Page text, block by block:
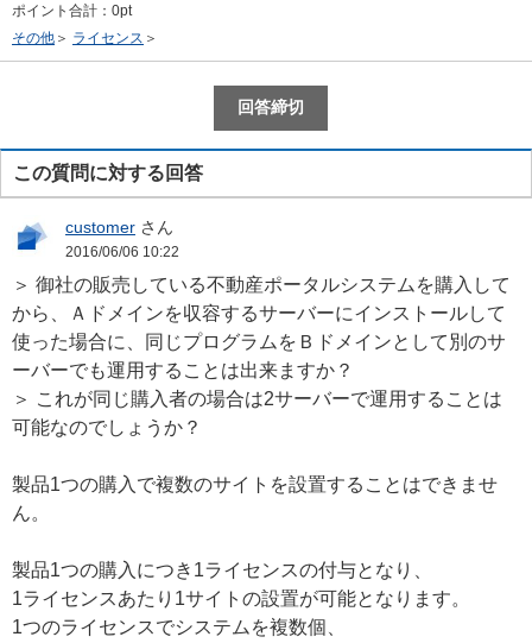
ポイント合計： 0pt
その他 ＞ ライセンス ＞
この質問に対する回答
customer さん
2016/06/06 10:22
＞ 御社の販売している不動産ポータルシステムを購入して
から、Ａドメインを収容するサーバーにインストールして
使った場合に、同じプログラムをＢドメインとして別のサ
ーバーでも運用することは出来ますか？
＞ これが同じ購入者の場合は2サーバーで運用することは
可能なのでしょうか？
製品1つの購入で複数のサイトを設置することはできませ
ん。
製品1つの購入につき1ライセンスの付与となり、
1ライセンスあたり1サイトの設置が可能となります。
1つのライセンスでシステムを複数個、